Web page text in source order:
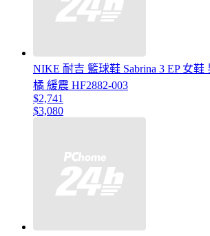
NIKE 耐吉 籃球鞋 Sabrina 3 EP 女鞋
橘 緩震 HF2882-003
$2,741
$3,080